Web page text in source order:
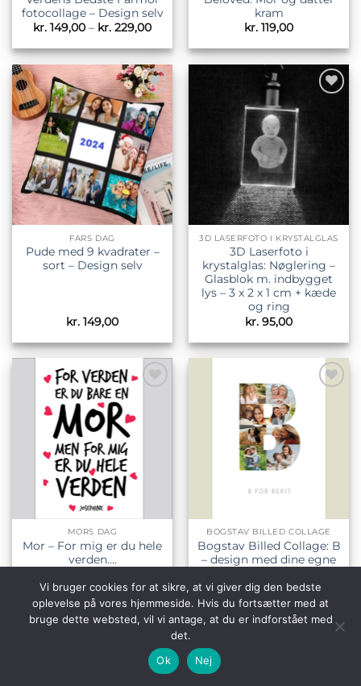
fotocollage – Design selv
kr. 149,00 – kr. 229,00Prisinterval:
til
kr. 229,00
kram
kr. 119,00
Tilføj til
ønskeliste
FARS DAG
Pude med 9 kvadrater –
sort – Design selv
kr. 149,00
ønskeliste
3D LASERFOTO I KRYSTALGLAS
3D Laserfoto i
krystalglas: Nøglering –
Glasblok m. indbygget
lys – 3 x 2 x 1 cm + kæde
og ring
kr. 95,00
Tilføj til
ønskeliste
MORS DAG
Mor – For mig er du hele
verden….
kr. 69,00 – kr.249,00Prisinterval:
kr. 69,00
til
kr. 249,00
ønskeliste
BOGSTAV BILLED COLLAGE
Bogstav Billed Collage: B
– design med dine egne
kr.149,00 – kr.229,00
til
kr.
Tilføj til
ønskeliste
Vi bruger cookies for at sikre, at vi giver dig den bedste
oplevelse på vores hjemmeside. Hvis du fortsætter med at
bruge dette websted, vil vi antage, at du er indforstået med
det.
Ok
Nej